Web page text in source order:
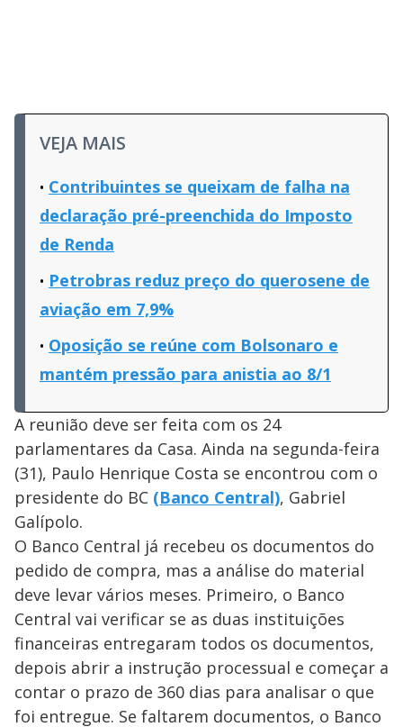
VEJA MAIS
Contribuintes se queixam de falha na
declaração pré-preenchida do Imposto
de Renda
Petrobras reduz preço do querosene de
aviação em 7,9%
Oposição se reúne com Bolsonaro e
mantém pressão para anistia ao 8/1
A reunião deve ser feita com os 24
parlamentares da Casa. Ainda na segunda-feira
(31), Paulo Henrique Costa se encontrou com o
presidente do BC (Banco Central), Gabriel
Galípolo.
O Banco Central já recebeu os documentos do
pedido de compra, mas a análise do material
deve levar vários meses. Primeiro, o Banco
Central vai verificar se as duas instituições
financeiras entregaram todos os documentos,
depois abrir a instrução processual e começar a
contar o prazo de 360 dias para analisar o que
foi entregue. Se faltarem documentos, o Banco